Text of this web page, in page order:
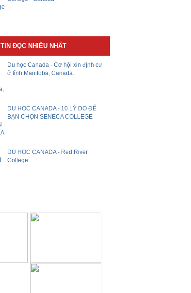
TIN ĐỌC NHIỀU NHẤT
Du học Canada - Cơ hội xin định cư
ở tỉnh Manitoba, Canada.
DU HỌC CANADA - 10 LÝ DO ĐỂ
BẠN CHỌN SENECA COLLEGE
DU HỌC CANADA - Red River
College